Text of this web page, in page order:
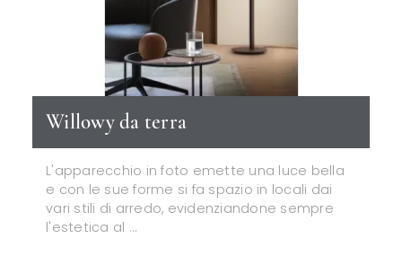
Willowy da terra
L'apparecchio in foto emette una luce bella
e con le sue forme si fa spazio in locali dai
vari stili di arredo, evidenziandone sempre
l'estetica al ...